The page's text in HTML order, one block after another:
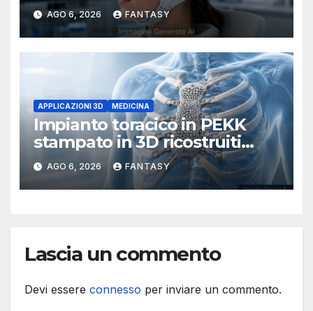
l’OPM-MEG
AGO 6, 2026 FANTASY
APPLICAZIONI 3D MEDICINA
Impianto toracico in PEKK
stampato in 3D ricostruiti
sterno e costole dopo un
tumore raro
AGO 6, 2026 FANTASY
Lascia un commento
Devi essere connesso per inviare un commento.